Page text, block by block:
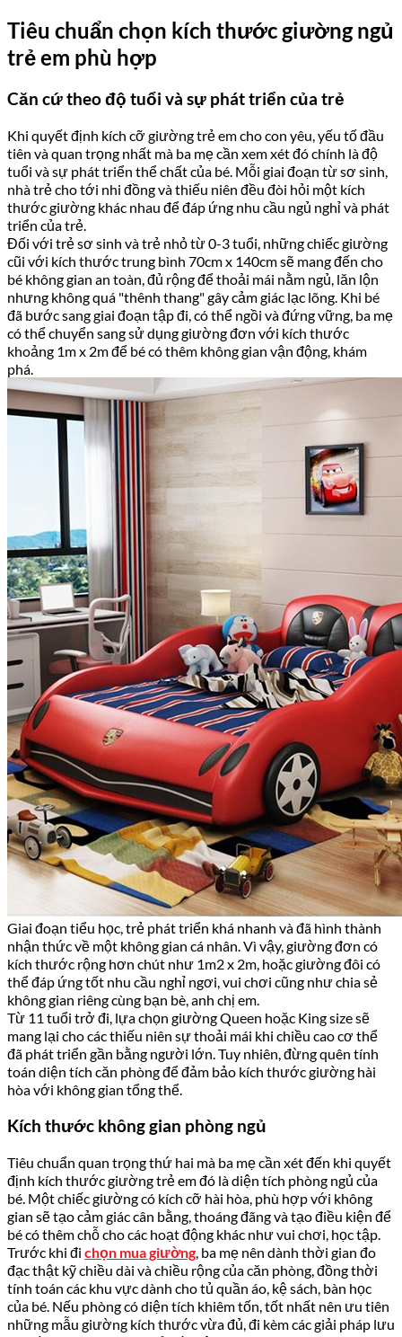
Tiêu chuẩn chọn kích thước giường ngủ
trẻ em phù hợp
Căn cứ theo độ tuổi và sự phát triển của trẻ
Khi quyết định kích cỡ giường trẻ em cho con yêu, yếu tố đầu
tiên và quan trọng nhất mà ba mẹ cần xem xét đó chính là độ
tuổi và sự phát triển thể chất của bé. Mỗi giai đoạn từ sơ sinh,
nhà trẻ cho tới nhi đồng và thiếu niên đều đòi hỏi một kích
thước giường khác nhau để đáp ứng nhu cầu ngủ nghỉ và phát
triển của trẻ.
Đối với trẻ sơ sinh và trẻ nhỏ từ 0-3 tuổi, những chiếc giường
cũi với kích thước trung bình 70cm x 140cm sẽ mang đến cho
bé không gian an toàn, đủ rộng để thoải mái nằm ngủ, lăn lộn
nhưng không quá "thênh thang" gây cảm giác lạc lõng. Khi bé
đã bước sang giai đoạn tập đi, có thể ngồi và đứng vững, ba mẹ
có thể chuyển sang sử dụng giường đơn với kích thước
khoảng 1m x 2m để bé có thêm không gian vận động, khám
phá.
Giai đoạn tiểu học, trẻ phát triển khá nhanh và đã hình thành
nhận thức về một không gian cá nhân. Vì vậy, giường đơn có
kích thước rộng hơn chút như 1m2 x 2m, hoặc giường đôi có
thể đáp ứng tốt nhu cầu nghỉ ngơi, vui chơi cũng như chia sẻ
không gian riêng cùng bạn bè, anh chị em.
Từ 11 tuổi trở đi, lựa chọn giường Queen hoặc King size sẽ
mang lại cho các thiếu niên sự thoải mái khi chiều cao cơ thể
đã phát triển gần bằng người lớn. Tuy nhiên, đừng quên tính
toán diện tích căn phòng để đảm bảo kích thước giường hài
hòa với không gian tổng thể.
Kích thước không gian phòng ngủ
Tiêu chuẩn quan trọng thứ hai mà ba mẹ cần xét đến khi quyết
định kích thước giường trẻ em đó là diện tích phòng ngủ của
bé. Một chiếc giường có kích cỡ hài hòa, phù hợp với không
gian sẽ tạo cảm giác cân bằng, thoáng đãng và tạo điều kiện để
bé có thêm chỗ cho các hoạt động khác như vui chơi, học tập.
Trước khi đi chọn mua giường , ba mẹ nên dành thời gian đo
đạc thật kỹ chiều dài và chiều rộng của căn phòng, đồng thời
tính toán các khu vực dành cho tủ quần áo, kệ sách, bàn học
của bé. Nếu phòng có diện tích khiêm tốn, tốt nhất nên ưu tiên
những mẫu giường kích thước vừa đủ, đi kèm các giải pháp lưu